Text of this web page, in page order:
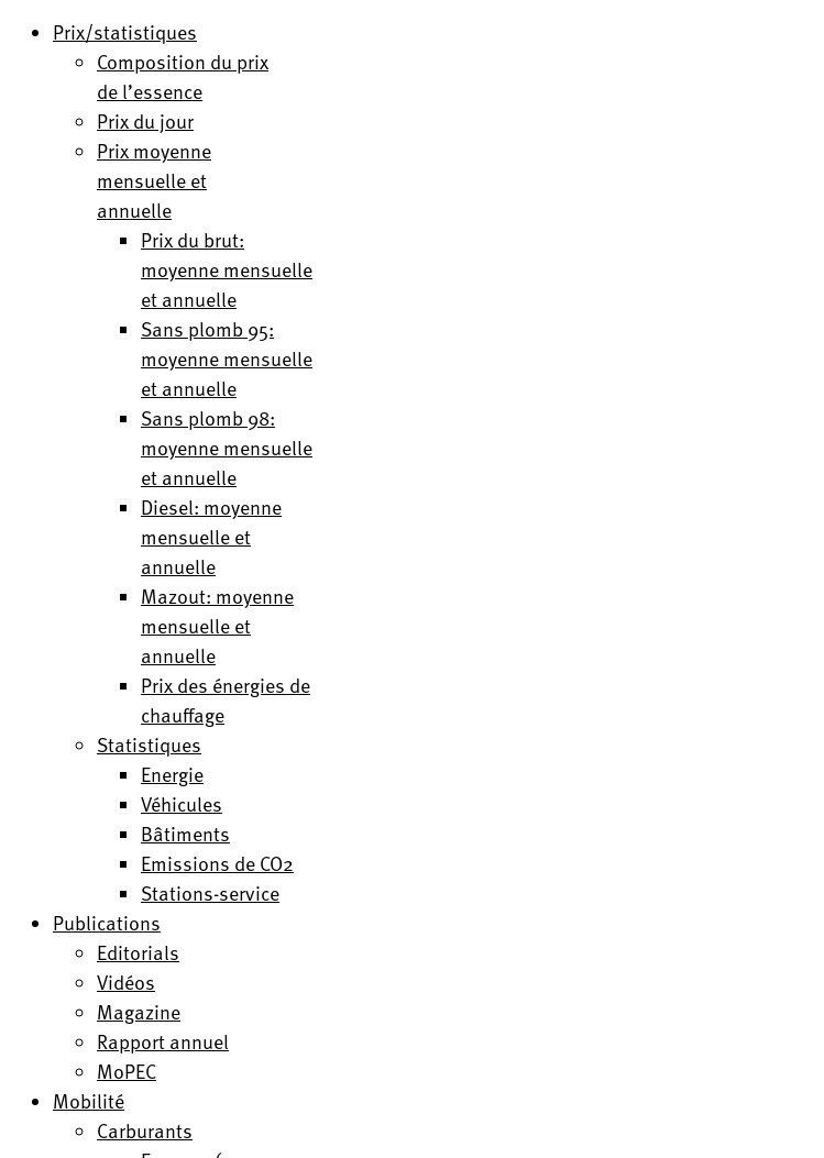
Prix/statistiques
Composition du prix
de l’essence
Prix du jour
Prix moyenne
mensuelle et
annuelle
Prix du brut:
moyenne mensuelle
et annuelle
Sans plomb 95:
moyenne mensuelle
et annuelle
Sans plomb 98:
moyenne mensuelle
et annuelle
Diesel: moyenne
mensuelle et
annuelle
Mazout: moyenne
mensuelle et
annuelle
Prix des énergies de
chauffage
Statistiques
Energie
Véhicules
Bâtiments
Emissions de CO2
Stations-service
Publications
Editorials
Vidéos
Magazine
Rapport annuel
MoPEC
Mobilité
Carburants